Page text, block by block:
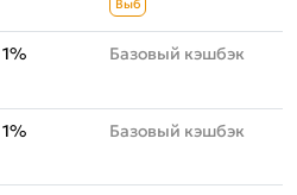
Выб
1% Базовый кэшбэк
1% Базовый кэшбэк